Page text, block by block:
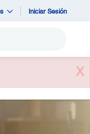
Iniciar Sesión
X